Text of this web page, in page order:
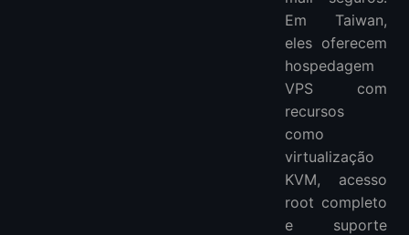
Em Taiwan,
eles oferecem
hospedagem
VPS com
recursos
como
virtualização
KVM, acesso
root completo
e suporte